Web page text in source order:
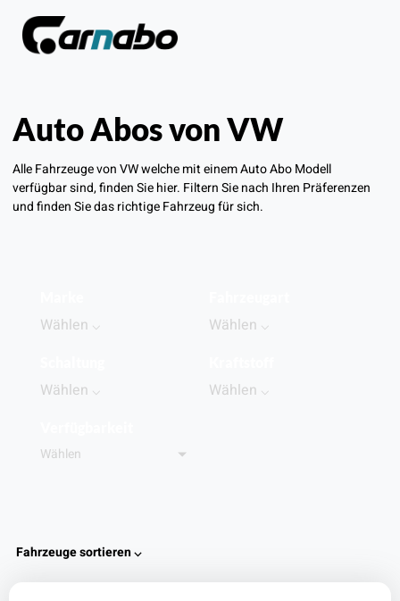
Auto Abos von VW
Alle Fahrzeuge von VW welche mit einem Auto Abo Modell
verfügbar sind, finden Sie hier. Filtern Sie nach Ihren Präferenzen
und finden Sie das richtige Fahrzeug für sich.
Wählen